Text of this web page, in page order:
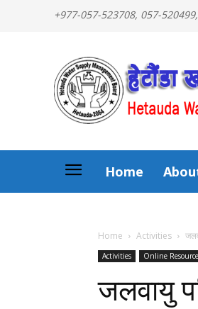
+977-057-523708, 057-
Home
Home Activities
Activities Online
जलवायु